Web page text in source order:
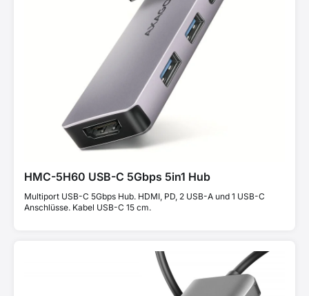
HMC-5H60 USB-C 5Gbps 5in1 Hub
Multiport USB-C 5Gbps Hub. HDMI, PD, 2 USB-A und 1 USB-C
Anschlüsse. Kabel USB-C 15 cm.